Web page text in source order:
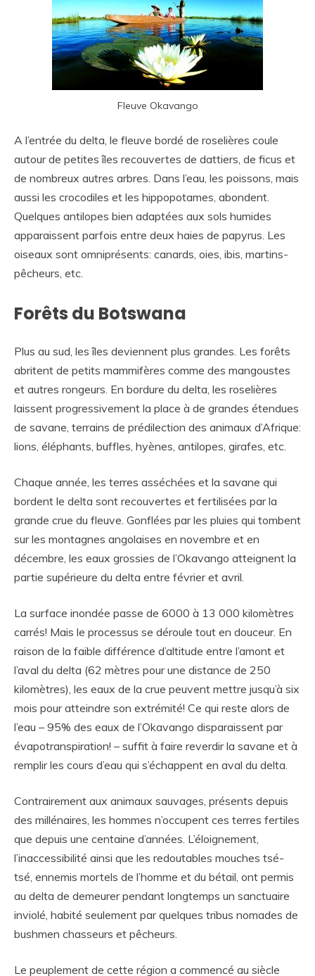
Fleuve Okavango
A l’entrée du delta, le fleuve bordé de roselières coule
autour de petites îles recouvertes de dattiers, de ficus et
de nombreux autres arbres. Dans l’eau, les poissons, mais
aussi les crocodiles et les hippopotames, abondent.
Quelques antilopes bien adaptées aux sols humides
apparaissent parfois entre deux haies de papyrus. Les
oiseaux sont omniprésents: canards, oies, ibis, martins-
pêcheurs, etc.
Forêts du Botswana
Plus au sud, les îles deviennent plus grandes. Les forêts
abritent de petits mammifères comme des mangoustes
et autres rongeurs. En bordure du delta, les roselières
laissent progressivement la place à de grandes étendues
de savane, terrains de prédilection des animaux d’Afrique:
lions, éléphants, buffles, hyènes, antilopes, girafes, etc.
Chaque année, les terres asséchées et la savane qui
bordent le delta sont recouvertes et fertilisées par la
grande crue du fleuve. Gonflées par les pluies qui tombent
sur les montagnes angolaises en novembre et en
décembre, les eaux grossies de l’Okavango atteignent la
partie supérieure du delta entre février et avril.
La surface inondée passe de 6000 à 13 000 kilomètres
carrés! Mais le processus se déroule tout en douceur. En
raison de la faible différence d’altitude entre l’amont et
l’aval du delta (62 mètres pour une distance de 250
kilomètres), les eaux de la crue peuvent mettre jusqu’à six
mois pour atteindre son extrémité! Ce qui reste alors de
l’eau – 95% des eaux de l’Okavango disparaissent par
évapotranspiration! – suffit à faire reverdir la savane et à
remplir les cours d’eau qui s’échappent en aval du delta.
Contrairement aux animaux sauvages, présents depuis
des millénaires, les hommes n’occupent ces terres fertiles
que depuis une centaine d’années. L’éloignement,
l’inaccessibilité ainsi que les redoutables mouches tsé-
tsé, ennemis mortels de l’homme et du bétail, ont permis
au delta de demeurer pendant longtemps un sanctuaire
inviolé, habité seulement par quelques tribus nomades de
bushmen chasseurs et pêcheurs.
Le peuplement de cette région a commencé au siècle